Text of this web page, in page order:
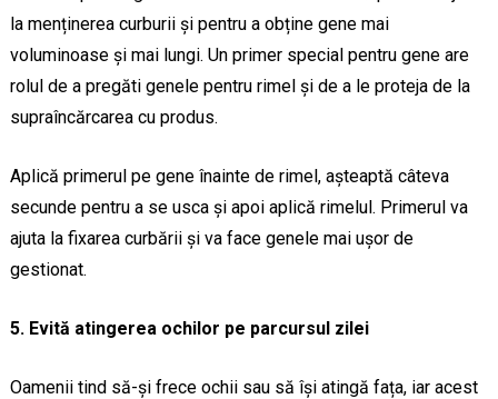
la menținerea curburii și pentru a obține gene mai
voluminoase și mai lungi. Un primer special pentru gene are
rolul de a pregăti genele pentru rimel și de a le proteja de la
supraîncărcarea cu produs.
Aplică primerul pe gene înainte de rimel, așteaptă câteva
secunde pentru a se usca și apoi aplică rimelul. Primerul va
ajuta la fixarea curbării și va face genele mai ușor de
gestionat.
5. Evită atingerea ochilor pe parcursul zilei
Oamenii tind să-și frece ochii sau să își atingă fața, iar acest